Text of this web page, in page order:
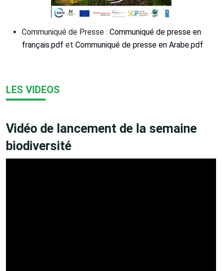
Communiqué de Presse : Communiqué de presse en
français.pdf et Communiqué de presse en Arabe.pdf
LES VIDEOS
Vidéo de lancement de la semaine
biodiversité